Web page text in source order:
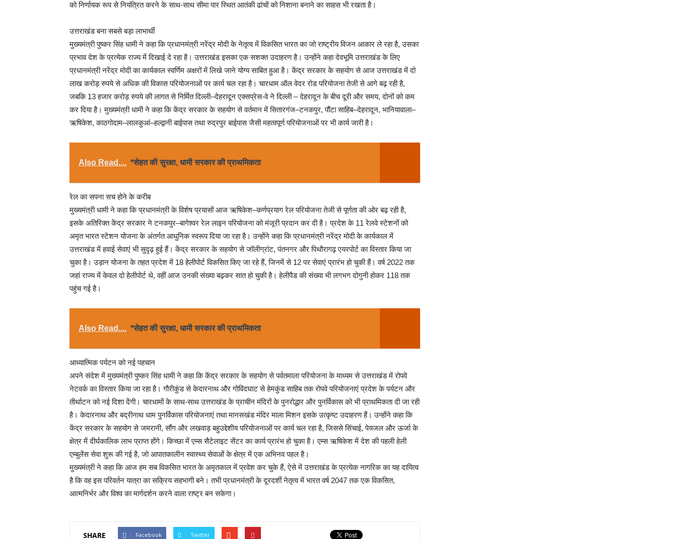
को निर्णायक रूप से नियंत्रित करने के साथ-साथ सीमा पार स्थित आतंकी ढांचों को निशाना बनाने का साहस भी रखता है।
उत्तराखंड बना सबसे बड़ा लाभार्थी
मुख्यमंत्री पुष्कर सिंह धामी ने कहा कि प्रधानमंत्री नरेंद्र मोदी के नेतृत्व में विकसित भारत का जो राष्ट्रीय विजन आकार ले रहा है, उसका
प्रभाव देश के प्रत्येक राज्य में दिखाई दे रहा है। उत्तराखंड इसका एक सशक्त उदाहरण है। उन्होंने कहा देवभूमि उत्तराखंड के लिए
प्रधानमंत्री नरेंद्र मोदी का कार्यकाल स्वर्णिम अक्षरों में लिखे जाने योग्य साबित हुआ है। केंद्र सरकार के सहयोग से आज उत्तराखंड में दो
लाख करोड़ रुपये से अधिक की विकास परियोजनाओं पर कार्य चल रहा है। चारधाम ऑल वेदर रोड परियोजना तेजी से आगे बढ़ रही है,
जबकि 13 हजार करोड़ रुपये की लागत से निर्मित दिल्ली–देहरादून एक्सप्रेस-वे ने दिल्ली – देहरादून के बीच दूरी और समय, दोनों को कम
कर दिया है। मुख्यमंत्री धामी ने कहा कि केंद्र सरकार के सहयोग से वर्तमान में सितारगंज–टनकपुर, पौंटा साहिब–देहरादून, भानियावाला–
ऋषिकेश, काठगोदाम–लालकुआं–हल्द्वानी बाईपास तथा रुद्रपुर बाईपास जैसी महत्वपूर्ण परियोजनाओं पर भी कार्य जारी है।
Also Read.... *सेहत की सुरक्षा, धामी सरकार की प्राथमिकता
रेल का सपना सच होने के करीब
मुख्यमंत्री धामी ने कहा कि प्रधानमंत्री के विशेष प्रयासों आज ऋषिकेश–कर्णप्रयाग रेल परियोजना तेजी से पूर्णता की ओर बढ़ रही है,
इसके अतिरिक्त केंद्र सरकार ने टनकपुर–बागेश्वर रेल लाइन परियोजना को मंजूरी प्रदान कर दी है। प्रदेश के 11 रेलवे स्टेशनों को
अमृत भारत स्टेशन योजना के अंतर्गत आधुनिक स्वरूप दिया जा रहा है। उन्होंने कहा कि प्रधानमंत्री नरेंद्र मोदी के कार्यकाल में
उत्तराखंड में हवाई सेवाएं भी सुदृढ़ हुई हैं। केंद्र सरकार के सहयोग से जॉलीग्रांट, पंतनगर और पिथौरागढ़ एयरपोर्ट का विस्तार किया जा
चुका है। उड़ान योजना के तहत प्रदेश में 18 हेलीपोर्ट विकसित किए जा रहे हैं, जिनमें से 12 पर सेवाएं प्रारंभ हो चुकी हैं। वर्ष 2022 तक
जहां राज्य में केवल दो हेलीपोर्ट थे, वहीं आज उनकी संख्या बढ़कर सात हो चुकी है। हेलीपैड की संख्या भी लगभग दोगुनी होकर 118 तक
पहुंच गई है।
Also Read.... *सेहत की सुरक्षा, धामी सरकार की प्राथमिकता
आध्यात्मिक पर्यटन को नई पहचान
अपने संदेश में मुख्यमंत्री पुष्कर सिंह धामी ने कहा कि केंद्र सरकार के सहयोग से पर्वतमाला परियोजना के माध्यम से उत्तराखंड में रोपवे
नेटवर्क का विस्तार किया जा रहा है। गौरीकुंड से केदारनाथ और गोविंदघाट से हेमकुंड साहिब तक रोपवे परियोजनाएं प्रदेश के पर्यटन और
तीर्थाटन को नई दिशा देंगी। चारधामों के साथ-साथ उत्तराखंड के प्राचीन मंदिरों के पुनरोद्धार और पुनर्विकास को भी प्राथमिकता दी जा रही
है। केदारनाथ और बद्रीनाथ धाम पुनर्विकास परियोजनाएं तथा मानसखंड मंदिर माला मिशन इसके उत्कृष्ट उदाहरण हैं। उन्होंने कहा कि
केंद्र सरकार के सहयोग से जमरानी, सौंग और लखवाड़ बहुउद्देशीय परियोजनाओं पर कार्य चल रहा है, जिससे सिंचाई, पेयजल और ऊर्जा के
क्षेत्र में दीर्घकालिक लाभ प्राप्त होंगे। किच्छा में एम्स सैटेलाइट सेंटर का कार्य प्रारंभ हो चुका है। एम्स ऋषिकेश में देश की पहली हेली
एम्बुलेंस सेवा शुरू की गई है, जो आपातकालीन स्वास्थ्य सेवाओं के क्षेत्र में एक अभिनव पहल है।
मुख्यमंत्री ने कहा कि आज हम सब विकसित भारत के अमृतकाल में प्रवेश कर चुके हैं, ऐसे में उत्तराखंड के प्रत्येक नागरिक का यह दायित्व
है कि वह इस परिवर्तन यात्रा का सक्रिय सहभागी बने। तभी प्रधानमंत्री के दूरदर्शी नेतृत्व में भारत वर्ष 2047 तक एक विकसित,
आत्मनिर्भर और विश्व का मार्गदर्शन करने वाला राष्ट्र बन सकेगा।
SHARE Facebook Twitter